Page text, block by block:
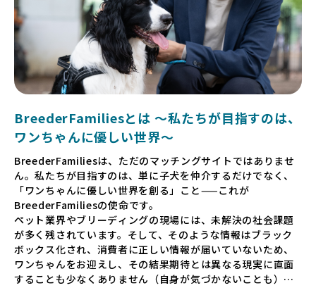
BreederFamiliesとは 〜私たちが目指すのは、
ワンちゃんに優しい世界〜
BreederFamiliesは、ただのマッチングサイトではありませ
ん。私たちが目指すのは、単に子犬を仲介するだけでなく、
「ワンちゃんに優しい世界を創る」こと——これが
BreederFamiliesの使命です。
ペット業界やブリーディングの現場には、未解決の社会課題
が多く残されています。そして、そのような情報はブラック
ボックス化され、消費者に正しい情報が届いていないため、
ワンちゃんをお迎えし、その結果期待とは異なる現実に直面
することも少なくありません（自身が気づかないことも）。